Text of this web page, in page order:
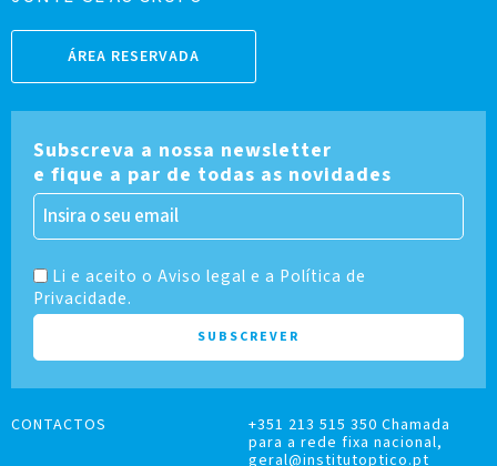
ÁREA RESERVADA
Subscreva a nossa newsletter
e fique a par de todas as novidades
Li e aceito o Aviso legal e a Política de
Privacidade.
CONTACTOS
+351 213 515 350 Chamada
para a rede fixa nacional,
geral@institutoptico.pt